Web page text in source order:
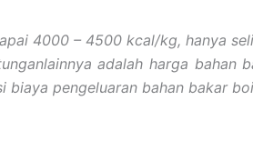
4000 – 4500 kcal/kg, hanya
adalah harga bahan
biaya pengeluaran bahan bakar